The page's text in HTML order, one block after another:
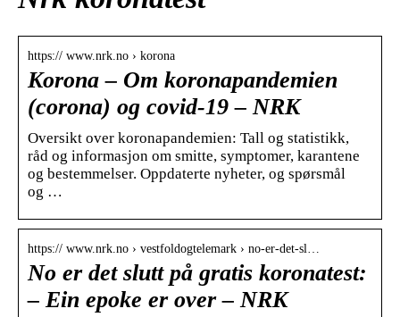
https:// www.nrk.no › korona
Korona – Om koronapandemien
(corona) og covid-19 – NRK
Oversikt over koronapandemien: Tall og statistikk,
råd og informasjon om smitte, symptomer, karantene
og bestemmelser. Oppdaterte nyheter, og spørsmål
og …
https:// www.nrk.no › vestfoldogtelemark › no-er-det-sl…
No er det slutt på gratis koronatest:
– Ein epoke er over – NRK